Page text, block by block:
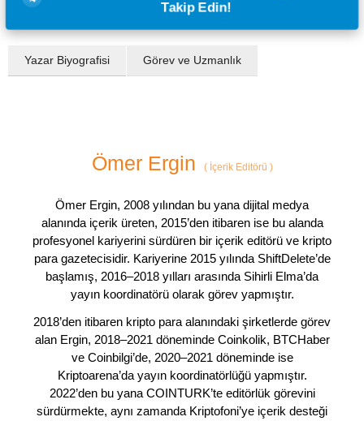
Takip Edin!
Yazar Biyografisi Görev ve Uzmanlık
Ömer Ergin (İçerik Editörü )
Ömer Ergin, 2008 yılından bu yana dijital medya
alanında içerik üreten, 2015’den itibaren ise bu alanda
profesyonel kariyerini sürdüren bir içerik editörü ve kripto
para gazetecisidir. Kariyerine 2015 yılında ShiftDelete’de
başlamış, 2016–2018 yılları arasında Sihirli Elma’da
yayın koordinatörü olarak görev yapmıştır.
2018’den itibaren kripto para alanındaki şirketlerde görev
alan Ergin, 2018–2021 döneminde Coinkolik, BTCHaber
ve Coinbilgi’de, 2020–2021 döneminde ise
Kriptoarena’da yayın koordinatörlüğü yapmıştır.
2022’den bu yana COINTURK’te editörlük görevini
sürdürmekte, aynı zamanda Kriptofoni’ye içerik desteği